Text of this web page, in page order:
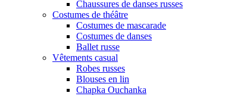
Chaussures de danses russes
Costumes de théâtre
Costumes de mascarade
Costumes de danses
Ballet russe
Vêtements casual
Robes russes
Blouses en lin
Chapka Ouchanka